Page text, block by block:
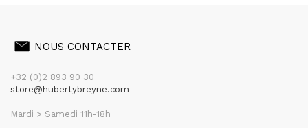
NOUS CONTACTER
+32 (0)2 893 90 30
store@hubertybreyne.com
Mardi > Samedi 11h-18h